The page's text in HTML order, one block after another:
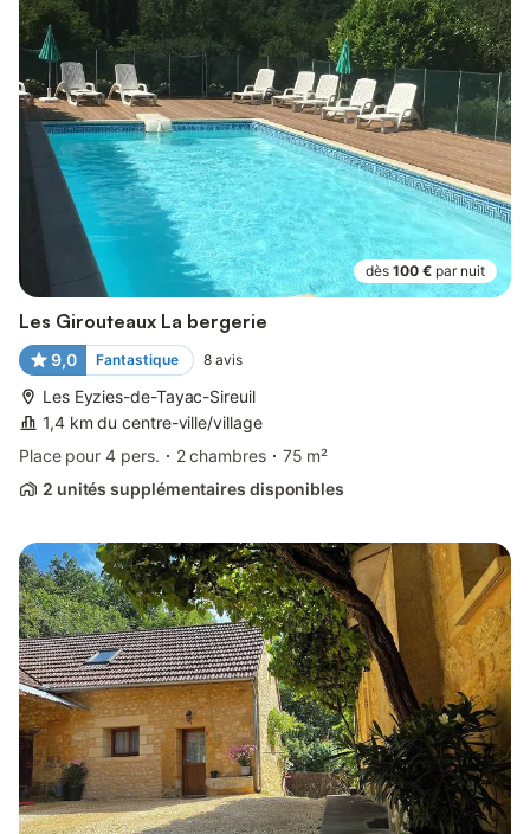
dès 100 € par nuit
Les Girouteaux La bergerie
9,0 Fantastique 8 avis
Les Eyzies-de-Tayac-Sireuil
1,4 km du centre-ville/village
Place pour 4 pers.
2 chambres
75 m²
2 unités supplémentaires disponibles